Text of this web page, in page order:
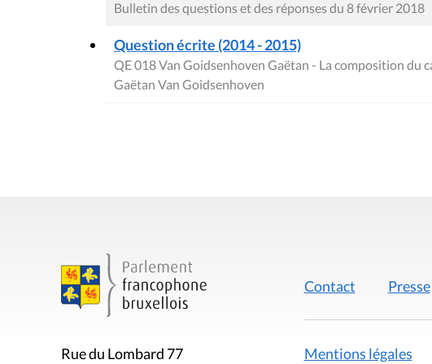
Bulletin des questions et des réponses du 8 février 2018
Question écrite (2014 - 2015)
QE 018 Van Goidsenhoven Gaëtan - La composition du
Gaëtan Van Goidsenhoven
Rue du Lombard 77
Contact Presse
Mentions légales